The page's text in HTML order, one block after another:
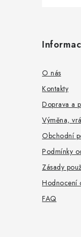
O nás
Kontakty
Doprava a
Výměna,
Obchodní
Podmínky
Zásady
Hodnocení
FAQ